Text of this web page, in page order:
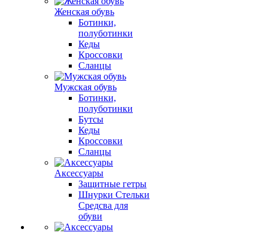
Женская обувь
Ботинки,
полуботинки
Кеды
Кроссовки
Сланцы
Мужская обувь
Ботинки,
полуботинки
Бутсы
Кеды
Кроссовки
Сланцы
Аксессуары
Защитные гетры
Шнурки Стельки
Средсва для
обуви